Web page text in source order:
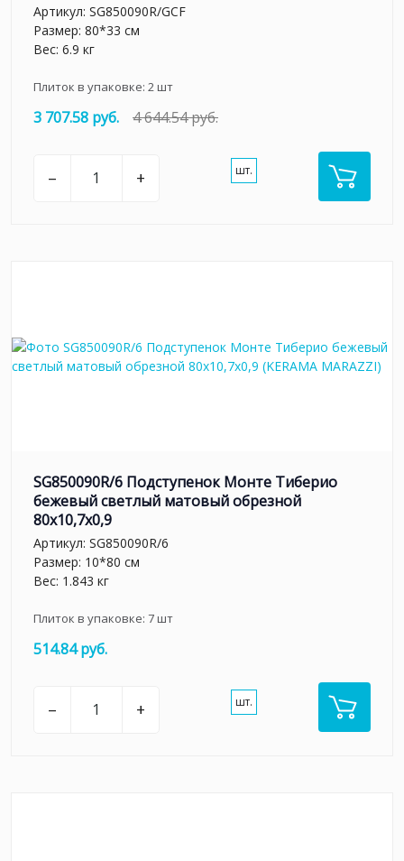
Артикул: SG850090R/GCF
Размер: 80*33 см
Вес: 6.9 кг
Плиток в упаковке: 2шт
3 707.58 руб. 4 644.54 руб.
– + шт.
SG850090R/6 Подступенок Монте Тиберио
бежевый светлый матовый обрезной
80x10,7x0,9
Артикул: SG850090R/6
Размер: 10*80 см
Вес: 1.843 кг
Плиток в упаковке: 7шт
514.84 руб.
– + шт.